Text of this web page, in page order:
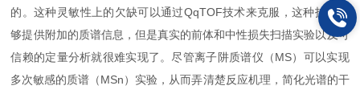
的。这种灵敏性上的欠缺可以通过QqTOF技术来克服，这种技术能
够提供附加的质谱信息，但是真实的前体和中性损失扫描实验以及可
信赖的定量分析就很难实现了。尽管离子阱质谱仪（MS）可以实现
多次敏感的质谱（MSn）实验，从而弄清楚反应机理，简化光谱的干